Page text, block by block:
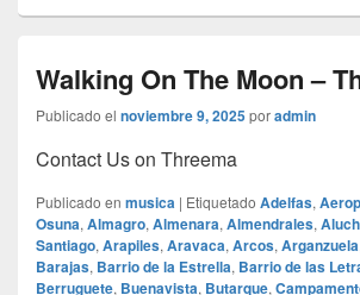
Walking On The Moon –
Publicado el noviembre 9, 2025poradmin
Contact Us on Threema
Publicado en musica | Etiquetado Adelfas,
Osuna, Almagro, Almenara, Almendrales,
Santiago, Arapiles, Aravaca, Arcos, Arganzuela
Barajas, Barrio de la Estrella, Barrio de las
Berruguete, Buenavista, Butarque,